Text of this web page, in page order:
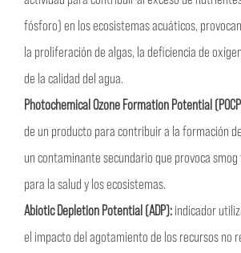
fósforo) en los ecosistemas acuáticos,
la proliferación de algas, la deficiencia de
de la calidad del agua.
Photochemical Ozone Formation Potential
de un producto para contribuir a la formación
un contaminante secundario que provoca
para la salud y los ecosistemas.
Abiotic Depletion Potential (ADP):indicador
el impacto del agotamiento de los recursos no